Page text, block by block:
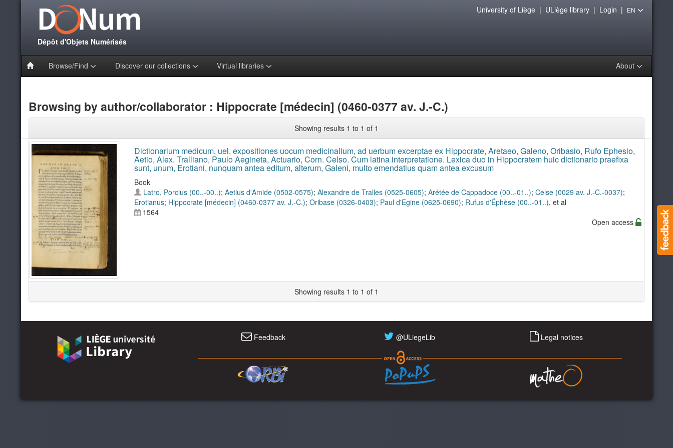
Dépôt d'Objets Numérisés
Browse/Find Discover our collections Virtual libraries About
University of Liège| ULiège library| Login | EN
Browsing by author/collaborator : Hippocrate [médecin] (0460-0377 av. J.-C.)
Showing results 1 to 1 of 1
Dictionarium medicum, uel, expositiones uocum medicinalium, ad uerbum excerptae ex Hippocrate, Aretaeo, Galeno, Oribasio, Rufo Ephesio,
Aetio, Alex. Tralliano, Paulo Aegineta, Actuario, Corn. Celso. Cum latina interpretatione. Lexica duo in Hippocratem huic dictionario praefixa
sunt, unum, Erotiani, nunquam antea editum, alterum, Galeni, multo emendatius quam antea excusum
Book
Latro, Porcius (00..-00..); Aetius d'Amide (0502-0575); Alexandre de Tralles (0525-0605); Arétée de Cappadoce (00..-01..); Celse (0029 av. J.-C.-0037);
Erotianus; Hippocrate [médecin] (0460-0377 av. J.-C.); Oribase (0326-0403); Paul d'Egine (0625-0690); Rufus d'Éphèse (00..-01..), et al
1564
Open access
Showing results 1 to 1 of 1
Feedback @ULiegeLib Legal notices